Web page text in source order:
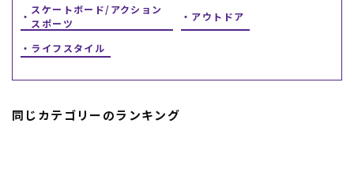
スケートボード/アクション
スポーツ
アウトドア
ライフスタイル
同じカテゴリーのランキング